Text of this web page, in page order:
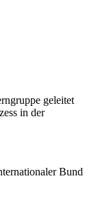
geleitet
in der
Bund